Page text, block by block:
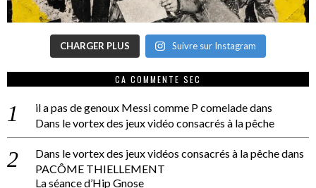
CHARGER PLUS Suivre sur Instagram
CA COMMENTE SEC
il a pas de genoux Messi comme P comeladedans
Dans le vortex des jeux vidéo consacrés à la pêche
Dans le vortex des jeux vidéos consacrés à la pêchedans
PACÔME THIELLEMENT
La séance d’Hip Gnose